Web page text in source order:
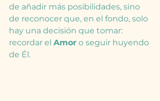
de añadir más posibilidades, sino
de reconocer que, en el fondo, solo
hay una decisión que tomar:
recordar el Amor o seguir huyendo
de Él.